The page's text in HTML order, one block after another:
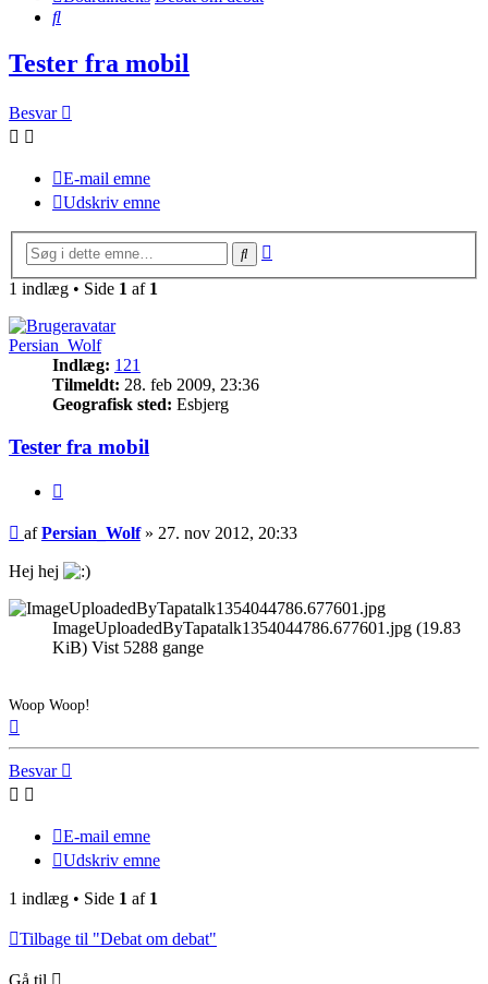
Søg
Tester fra mobil
Besvar
E-mail emne
Udskriv emne
Søg
1 indlæg • Side 1 af 1
Persian_Wolf
Indlæg: 121
Tilmeldt: 28. feb 2009, 23:36
Geografisk sted: Esbjerg
Tester fra mobil
Indlæg
afPersian_Wolf» 27. nov 2012, 20:33
Hej hej
ImageUploadedByTapatalk1354044786.677601.jpg (19.83
KiB) Vist 5288 gange
Woop Woop!
Besvar
E-mail emne
Udskriv emne
1 indlæg • Side 1 af 1
Tilbage til "Debat om debat"